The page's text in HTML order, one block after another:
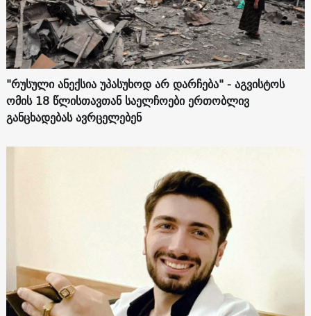
"რუსული ანექსია უპასუხოდ არ დარჩება" - აგვისტოს
ომის 18 წლისთავთან საელჩოები ერთობლივ
განცხადებას ავრცელებენ